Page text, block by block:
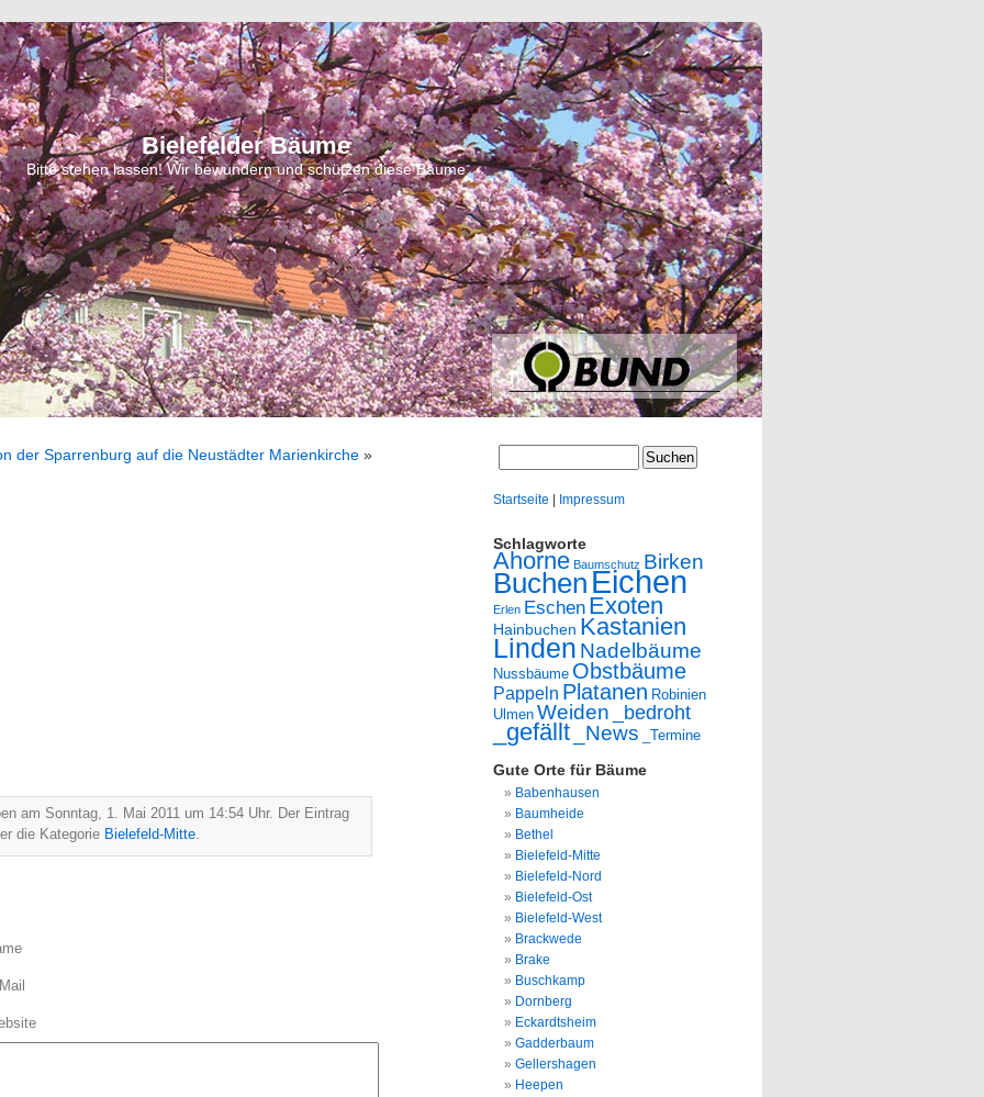
Bielefelder Bäume
Bitte stehen lassen! Wir bewundern und schützen diese Bäume
der Sparrenburg auf die Neustädter Marienkirche »
am Sonntag, 1. Mai 2011 um 14:54 Uhr. Der Eintrag
die Kategorie Bielefeld-Mitte.
Startseite Impressum
Schlagworte
Ahorne Baumschutz Birken
BuchenEichen
Erlen Eschen Exoten
Hainbuchen Kastanien
Linden Nadelbäume
Nussbäume Obstbäume
Pappeln Platanen Robinien
Ulmen Weiden _bedroht
_gefällt _News _Termine
Gute Orte für Bäume
Babenhausen
Baumheide
Bethel
Bielefeld-Mitte
Bielefeld-Nord
Bielefeld-Ost
Bielefeld-West
Brackwede
Brake
Buschkamp
Dornberg
Eckardtsheim
Gadderbaum
Gellershagen
Heepen